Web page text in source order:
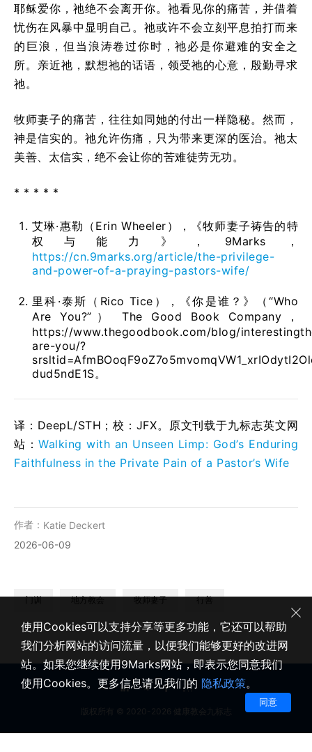
耶稣爱你，祂绝不会离开你。祂看见你的痛苦，并借着
忧伤在风暴中显明自己。祂或许不会立刻平息拍打而来
的巨浪，但当浪涛卷过你时，祂必是你避难的安全之
所。亲近祂，默想祂的话语，领受祂的心意，殷勤寻求
祂。
牧师妻子的痛苦，往往如同她的付出一样隐秘。然而，
神是信实的。祂允许伤痛，只为带来更深的医治。祂太
美善、太信实，绝不会让你的苦难徒劳无功。
* * * * *
艾琳·惠勒（Erin Wheeler），《牧师妻子祷告的特
权与能力》，9Marks，
https://cn.9marks.org/article/the-privilege-
and-power-of-a-praying-pastors-wife/
里科·泰斯（Rico Tice），《你是谁？》（“Who
Are You?”） The Good Book Company，
https://www.thegoodbook.com/blog/
are-you/?
dud5ndE1S。
译：DeepL/STH；校： JFX。原文刊载于九标志英文网
站：Walking with an Unseen Limp: God’s Enduring
Faithfulness in the Private Pain of a Pastor’s Wife
作者： Katie Deckert
2026-06-09
门训 地方教会 牧师妻子 行善
版权所有 © 2020-2026 健康教会九标志
使用Cookies可以支持分享等更多功能，它还可以帮助
我们分析网站的访问流量，以便我们能够更好的改进网
站。如果您继续使用9Marks网站，即表示您同意我们
使用Cookies。更多信息请见我们的 隐私政策。
同意